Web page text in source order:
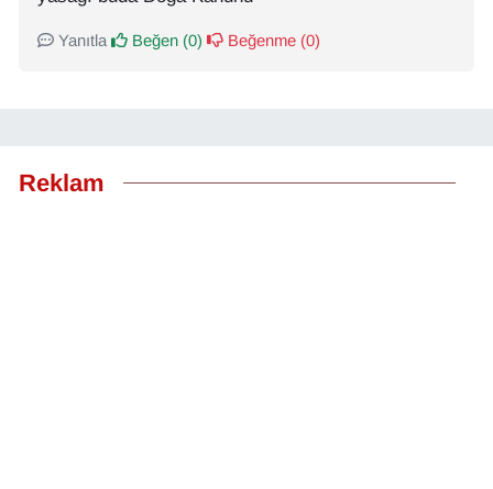
Yanıtla Beğen (0) Beğenme (0)
Reklam